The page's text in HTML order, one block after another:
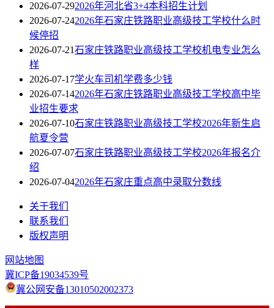
2026-07-292026年河北省3+4本科招生计划
2026-07-242026年石家庄铁路职业高级技工学校什么时
候停招
2026-07-21石家庄铁路职业高级技工学校机电专业怎么
样
2026-07-17学火车司机学费多少钱
2026-07-142026年石家庄铁路职业高级技工学校高中毕
业招生要求
2026-07-10石家庄铁路职业高级技工学校2026年新生启
航夏令营
2026-07-07石家庄铁路职业高级技工学校2026年报名介
绍
2026-07-042026年石家庄重点高中录取分数线
关于我们
联系我们
版权声明
网站地图
冀ICP备19034539号
冀公网安备13010502002373